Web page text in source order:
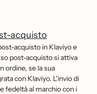
acquisto
acquisto in Klaviyo e
post-acquisto si attiva
ordine, se la sua
con Klaviyo. L'invio di
fedeltà al marchio con i